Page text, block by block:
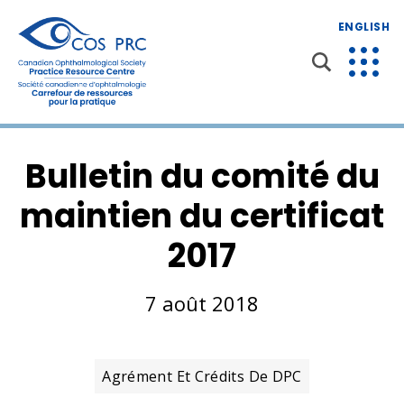
ENGLISH
Bulletin du comité du
maintien du certificat
2017
7 août 2018
Agrément Et Crédits De DPC